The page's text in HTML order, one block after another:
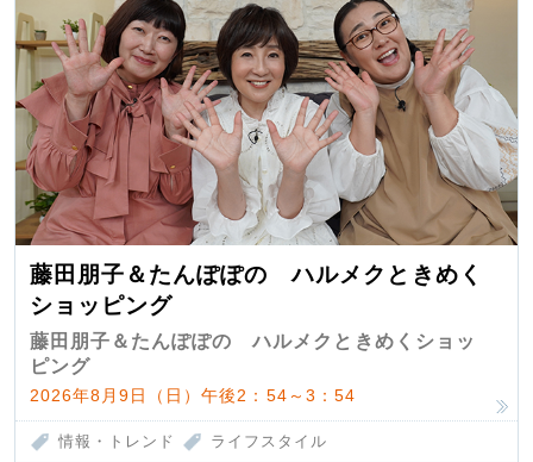
藤田朋子＆たんぽぽの ハルメクときめく
ショッピング
藤田朋子＆たんぽぽの ハルメクときめくショッ
ピング
2026年8月9日（日）午後2：54～3：54
情報・トレンド ライフスタイル